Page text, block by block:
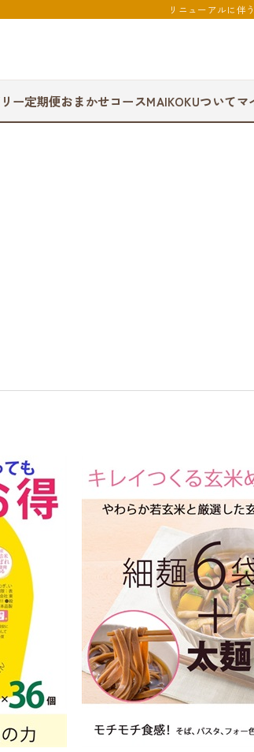
リニューアルに伴
ー定期便おまかせコースMAIKOKUついてマ